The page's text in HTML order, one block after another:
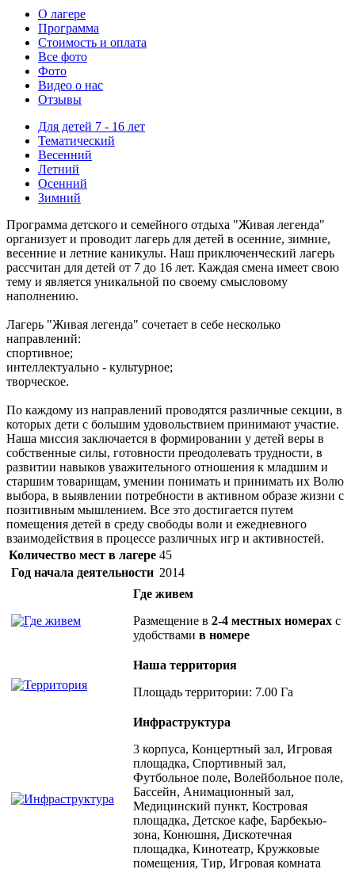
О лагере
Программа
Стоимость и оплата
Все фото
Фото
Видео о нас
Отзывы
Для детей 7 - 16 лет
Тематический
Весенний
Летний
Осенний
Зимний
Программа детского и семейного отдыха "Живая легенда"
организует и проводит лагерь для детей в осенние, зимние,
весенние и летние каникулы. Наш приключенческий лагерь
рассчитан для детей от 7 до 16 лет. Каждая смена имеет свою
тему и является уникальной по своему смысловому
наполнению.
Лагерь "Живая легенда" сочетает в себе несколько
направлений:
спортивное;
интеллектуально - культурное;
творческое.
По каждому из направлений проводятся различные секции, в
которых дети с большим удовольствием принимают участие.
Наша миссия заключается в формировании у детей веры в
собственные силы, готовности преодолевать трудности, в
развитии навыков уважительного отношения к младшим и
старшим товарищам, умении понимать и принимать их Волю
выбора, в выявлении потребности в активном образе жизни с
позитивным мышлением. Все это достигается путем
помещения детей в среду свободы воли и ежедневного
взаимодействия в процессе различных игр и активностей.
Количество мест в лагере 45
Год начала деятельности 2014
Где живем
Размещение в 2-4 местных номерах с
удобствами в номере
Наша территория
Площадь территории: 7.00 Га
Инфраструктура
3 корпуса, Концертный зал, Игровая
площадка, Спортивный зал,
Футбольное поле, Волейбольное поле,
Бассейн, Анимационный зал,
Медицинский пункт, Костровая
площадка, Детское кафе, Барбекью-
зона, Конюшня, Дискотечная
площадка, Кинотеатр, Кружковые
помещения, Тир, Игровая комната